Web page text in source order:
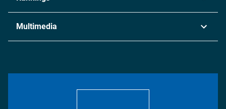
Metall
Energie
Multimedia